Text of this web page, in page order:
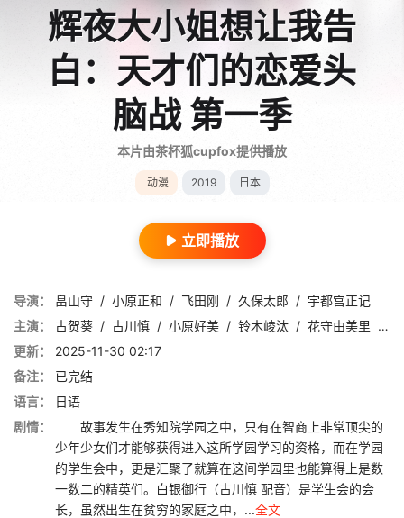
辉夜大小姐想让我告
白：天才们的恋爱头
脑战 第一季
本片由茶杯狐cupfox提供播放
动漫 2019 日本
立即播放
导演： 畠山守 / 小原正和 / 飞田刚 / 久保太郎 / 宇都宫正记
主演：
古贺葵 / 古川慎 / 小原好美 / 铃木崚汰 / 花守由美里 /
更新：
2025-11-30 02:17
备注：
已完结
语言：
日语
剧情：
故事发生在秀知院学园之中，只有在智商上非常顶尖的
少年少女们才能够获得进入这所学园学习的资格，而在学园
的学生会中，更是汇聚了就算在这间学园里也能算得上是数
一数二的精英们。白银御行（古川慎 配音）是学生会的会
长，虽然出生在贫穷的家庭之中，...全文